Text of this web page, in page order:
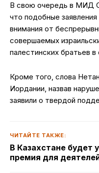
В свою очередь в МИД
что подобные
внимания от
совершаемых
палестинских братьев в
Кроме того, слова
Иордании, назвав
заявили о твердой
ЧИТАЙТЕ ТАКЖЕ:
В Казахстане будет
премия для